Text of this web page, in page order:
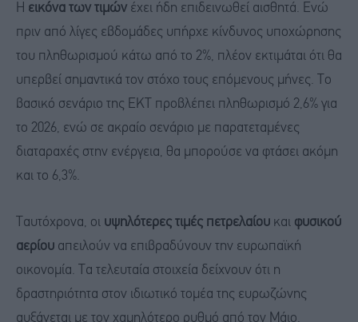
Η εικόνα των τιμών έχει ήδη επιδεινωθεί αισθητά. Ενώ
πριν από λίγες εβδομάδες υπήρχε κίνδυνος υποχώρησης
του πληθωρισμού κάτω από το 2%, πλέον εκτιμάται ότι θα
υπερβεί σημαντικά τον στόχο τους επόμενους μήνες. Το
βασικό σενάριο της ΕΚΤ προβλέπει πληθωρισμό 2,6% για
το 2026, ενώ σε ακραίο σενάριο με παρατεταμένες
διαταραχές στην ενέργεια, θα μπορούσε να φτάσει ακόμη
και το 6,3%.
Ταυτόχρονα, οι υψηλότερες τιμές πετρελαίου και φυσικού
αερίου απειλούν να επιβραδύνουν την ευρωπαϊκή
οικονομία. Τα τελευταία στοιχεία δείχνουν ότι η
δραστηριότητα στον ιδιωτικό τομέα της ευρωζώνης
αυξάνεται με τον χαμηλότερο ρυθμό από τον Μάιο.